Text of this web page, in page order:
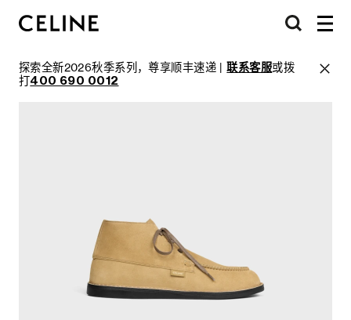
探索全新2026秋季系列，尊享顺丰速递 |联系客服或拨
打400 690 0012